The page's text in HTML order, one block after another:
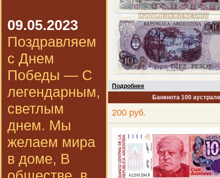
09.05.2023
Поздравляем
с Днем
Победы — С
легендарным,
светлым
днем. Мы
желаем мира
в доме, В
Подробнее
Банкнота 100
200 руб.